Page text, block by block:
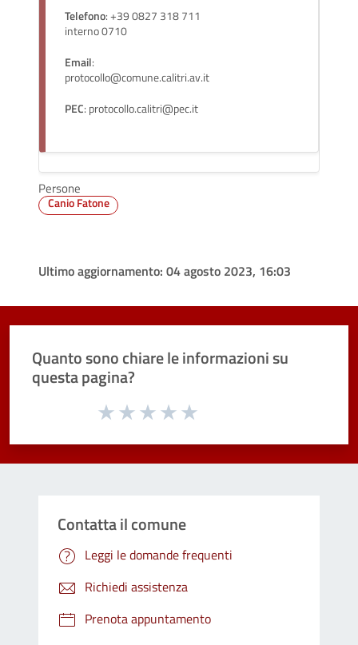
Telefono: +39 0827 318 711
interno 0710
Email:
protocollo@comune.calitri.av.it
PEC: protocollo.calitri@pec.it
Persone
Canio Fatone
Ultimo aggiornamento: 04 agosto 2023, 16:03
Quanto sono chiare le informazioni su
questa pagina?
Valuta da 1 a 5 stelle la pagina
Contatta il comune
Leggi le domande frequenti
Richiedi assistenza
Prenota appuntamento